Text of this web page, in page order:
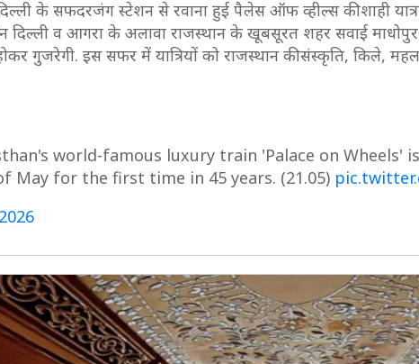
के सफदरजंग स्टेशन से रवाना हुई पैलेस ऑफ व्हील्स की शाही
दिल्ली व आगरा के अलावा राजस्थान के खूबसूरत शहर सवाई
गुजरेगी. इस सफर में यात्रियों को राजस्थान की संस्कृति, किले,
world-famous luxury train 'Palace on
May for the first time in 45 years. (21.05)